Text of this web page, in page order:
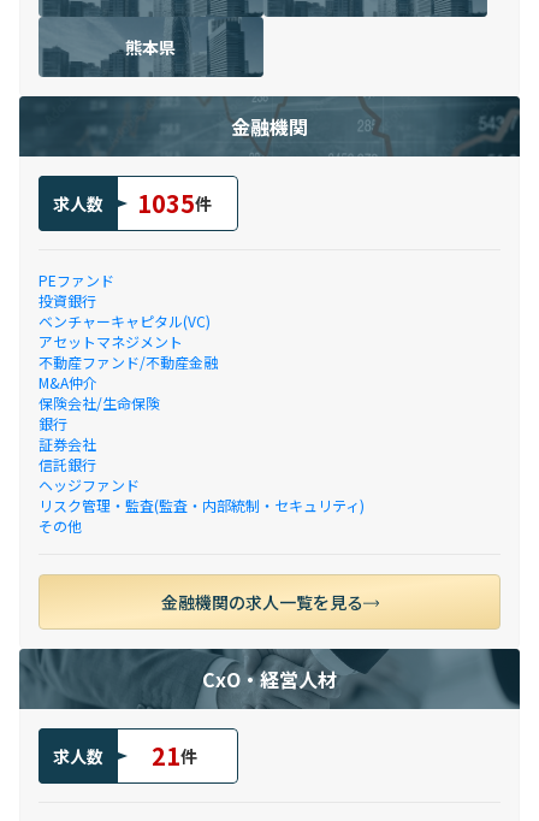
熊本県
金融機関
求人数 1035件
PEファンド
投資銀行
ベンチャーキャピタル(VC)
アセットマネジメント
不動産ファンド/不動産金融
M&A仲介
保険会社/生命保険
銀行
証券会社
信託銀行
ヘッジファンド
リスク管理・監査(監査・内部統制・セキュリティ)
その他
金融機関の求人一覧を見る
CxO・経営人材
求人数 21件